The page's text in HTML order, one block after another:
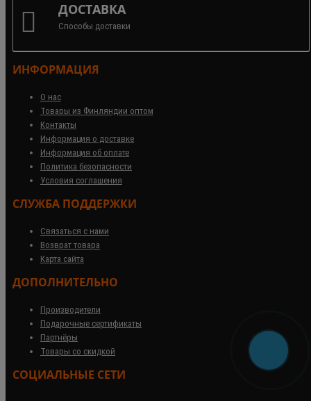
ДОСТАВКА
Способы доставки
ИНФОРМАЦИЯ
О нас
Товары из Финляндии оптом
Контакты
Информация о доставке
Информация об оплате
Политика безопасности
Условия соглашения
СЛУЖБА ПОДДЕРЖКИ
Связаться с нами
Возврат товара
Карта сайта
ДОПОЛНИТЕЛЬНО
Производители
Подарочные сертификаты
Партнёры
Товары со скидкой
СОЦИАЛЬНЫЕ СЕТИ